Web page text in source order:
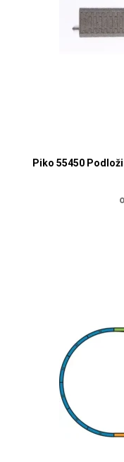
Piko 55450